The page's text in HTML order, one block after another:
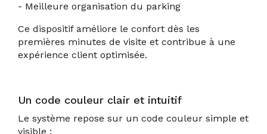
- Meilleure organisation du parking
Ce dispositif améliore le confort dès les
premières minutes de visite et contribue à une
expérience client optimisée.
Un code couleur clair et intuitif
Le système repose sur un code couleur simple et
visible :